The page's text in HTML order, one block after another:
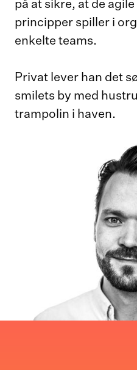
på at sikre, at de
principper spiller i
enkelte teams.
Privat lever han det
smilets by med
trampolin i haven.